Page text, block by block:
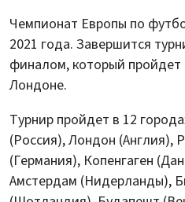
Чемпионат Европы по
2021 года. Завершится
финалом, который пройдет
Лондоне.
Турнир пройдет в 12
(Россия), Лондон (Англия),
(Германия), Копенгаген
Амстердам (Нидерланды),